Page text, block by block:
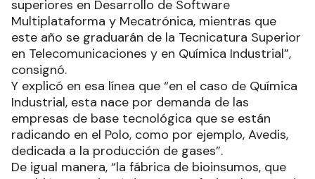
superiores en Desarrollo de Software
Multiplataforma y Mecatrónica, mientras que
este año se graduarán de la Tecnicatura Superior
en Telecomunicaciones y en Química Industrial”,
consignó.
Y explicó en esa línea que “en el caso de Química
Industrial, esta nace por demanda de las
empresas de base tecnológica que se están
radicando en el Polo, como por ejemplo, Avedis,
dedicada a la producción de gases”.
De igual manera, “la fábrica de bioinsumos, que